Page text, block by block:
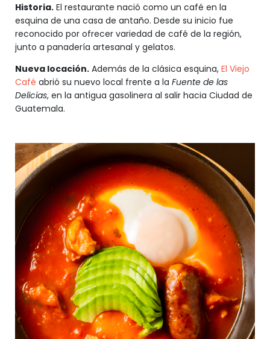
Historia. El restaurante nació como un café en la
esquina de una casa de antaño. Desde su inicio fue
reconocido por ofrecer variedad de café de la región,
junto a panadería artesanal y gelatos.
Nueva locación. Además de la clásica esquina, El Viejo
Café abrió su nuevo local frente a la Fuente de las
Delicias, en la antigua gasolinera al salir hacia Ciudad de
Guatemala.